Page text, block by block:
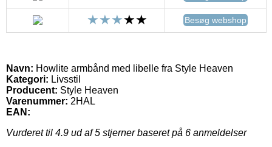
Besøg webshop
Navn: Howlite armbånd med libelle fra Style Heaven
Kategori: Livsstil
Producent: Style Heaven
Varenummer: 2HAL
EAN:
Vurderet til 4.9 ud af 5 stjerner baseret på 6 anmeldelser